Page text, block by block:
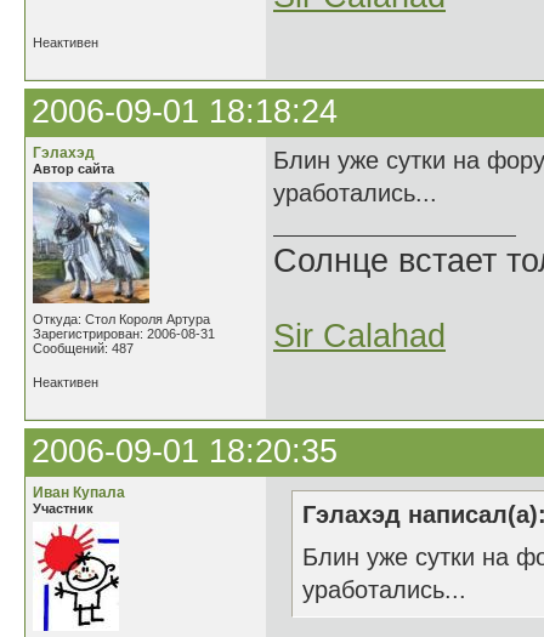
Неактивен
2006-09-01 18:18:24
Гэлахэд
Автор сайта
Откуда: Стол Короля Артура
Зарегистрирован: 2006-08-31
Сообщений: 487
Блин уже сутки на
уработались...
Солнце встает
Sir Calahad
Неактивен
2006-09-01 18:20:35
Иван Купала
Участник
Гэлахэд
Блин уже сутки на
уработались...